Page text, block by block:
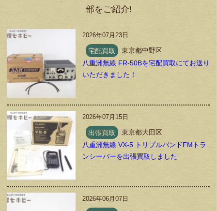
部をご紹介!
2026年07月23日
宅配買取
東京都中野区
八重洲無線 FR-50Bを宅配買取にてお送り
いただきました！
2026年07月15日
出張買取
東京都大田区
八重洲無線 VX-5 トリプルバンドFMトラ
ンシーバーを出張買取しました
2026年06月07日